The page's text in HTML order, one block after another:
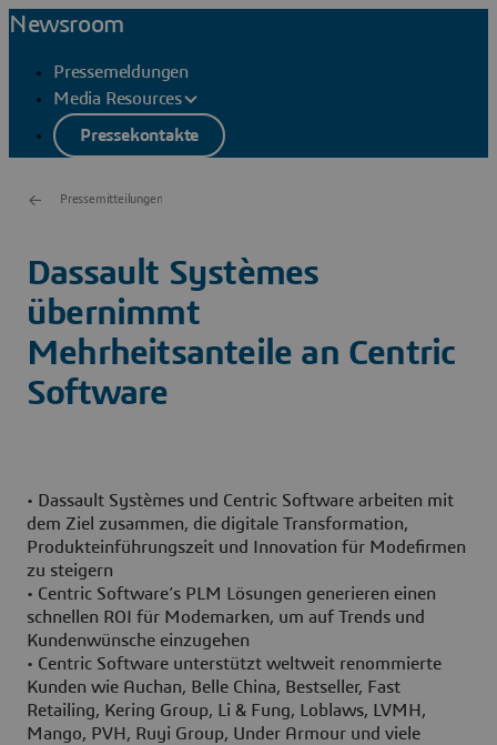
Newsroom
Pressemeldungen
Media Resources
Pressekontakte
Pressemitteilungen
Dassault Systèmes
übernimmt
Mehrheitsanteile an Centric
Software
• Dassault Systèmes und Centric Software arbeiten mit
dem Ziel zusammen, die digitale Transformation,
Produkteinführungszeit und Innovation für Modefirmen
zu steigern
• Centric Software’s PLM Lösungen generieren einen
schnellen ROI für Modemarken, um auf Trends und
Kundenwünsche einzugehen
• Centric Software unterstützt weltweit renommierte
Kunden wie Auchan, Belle China, Bestseller, Fast
Retailing, Kering Group, Li & Fung, Loblaws, LVMH,
Mango, PVH, Ruyi Group, Under Armour und viele